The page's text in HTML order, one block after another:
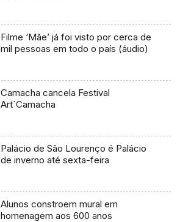
Filme ‘Mãe’ já foi visto por cerca de
mil pessoas em todo o país (áudio)
Camacha cancela Festival
Art`Camacha
Palácio de São Lourenço é Palácio
de inverno até sexta-feira
Alunos constroem mural em
homenagem aos 600 anos